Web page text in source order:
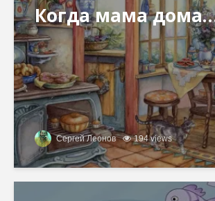
Когда мама
Сергей Леонов 194 views